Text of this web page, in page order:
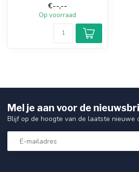
van lichtgewicht al...
€--,--
Op voorraad
Mel je aan voor de
Blijf op de hoogte van de laatste nieuwe